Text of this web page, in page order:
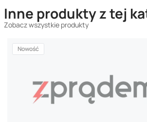
Inne produkty z tej
Zobacz wszystkie produkty
Nowość